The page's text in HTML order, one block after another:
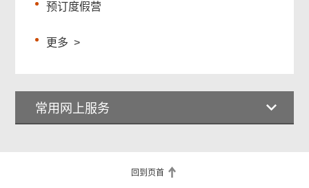
预订度假营
更多 >
常用网上服务
回到页首